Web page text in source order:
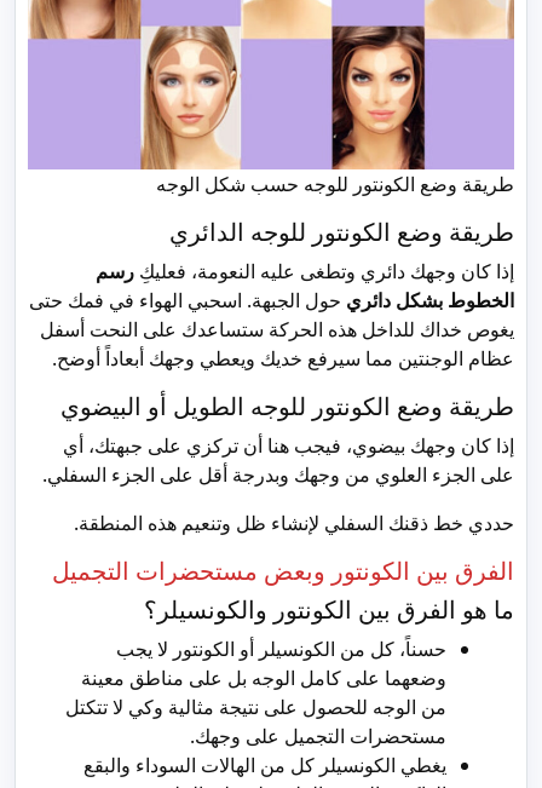
طريقة وضع الكونتور للوجه حسب شكل الوجه
طريقة وضع الكونتور للوجه الدائري
إذا كان وجهك دائري وتطغى عليه النعومة، فعليكِ رسم
الخطوط بشكل دائري حول الجبهة. اسحبي الهواء في فمك حتى
يغوص خداك للداخل هذه الحركة ستساعدك على النحت أسفل
عظام الوجنتين مما سيرفع خديك ويعطي وجهك أبعاداً أوضح.
طريقة وضع الكونتور للوجه الطويل أو البيضوي
إذا كان وجهك بيضوي، فيجب هنا أن تركزي على جبهتك، أي
على الجزء العلوي من وجهك وبدرجة أقل على الجزء السفلي.
حددي خط ذقنك السفلي لإنشاء ظل وتنعيم هذه المنطقة.
الفرق بين الكونتور وبعض مستحضرات التجميل
ما هو الفرق بين الكونتور والكونسيلر؟
حسناً، كل من الكونسيلر أو الكونتور لا يجب
وضعهما على كامل الوجه بل على مناطق معينة
من الوجه للحصول على نتيجة مثالية وكي لا تتكتل
مستحضرات التجميل على وجهك.
يغطي الكونسيلر كل من الهالات السوداء والبقع